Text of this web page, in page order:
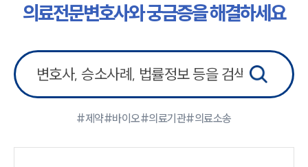
그룹소개
그룹소개
오시는 길
고객의 소리
의료전문변호사와 궁금증을 해결하세요
#제약#바이오#의료기관#의료소송